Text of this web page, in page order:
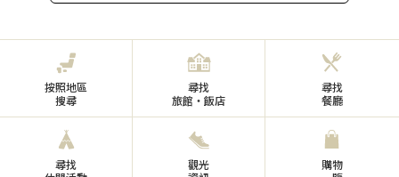
按照地區
搜尋
尋找
旅館・飯店
尋找
餐廳
尋找
觀光
購物